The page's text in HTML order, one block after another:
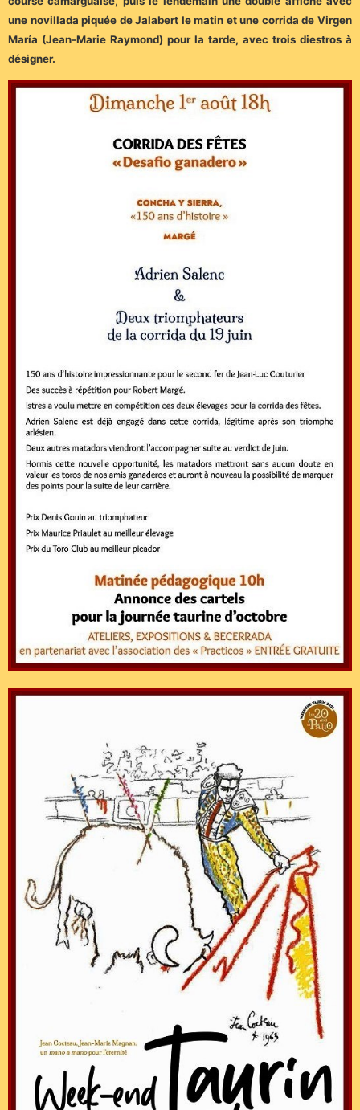
une novillada piquée de Jalabert le matin et une corrida de Virgen
María (Jean-Marie Raymond) pour la tarde, avec trois diestros à
désigner.